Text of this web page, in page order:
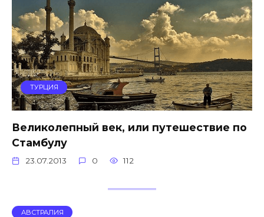
ТУРЦИЯ
Великолепный век, или путешествие по
Стамбулу
23.07.2013 0 112
АВСТРАЛИЯ